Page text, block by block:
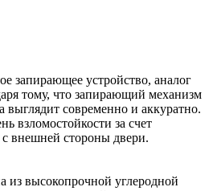
запирающее устройство, аналог
тому, что запирающий механизм
выглядит современно и аккуратно.
взломостойкости за счет
с внешней стороны двери.
из высокопрочной углеродной